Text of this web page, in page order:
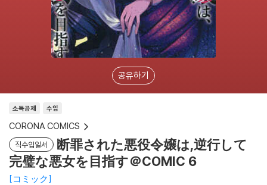
공유하기
소득공제 수입
CORONA COMICS
직수입일서
断罪された悪役令嬢は,逆行して
完璧な悪女を目指す＠COMIC 6
コミック